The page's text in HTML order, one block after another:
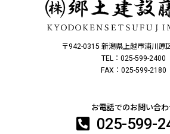
〒942-0315 新潟県上越市浦川原
TEL：025-599-2400
FAX：025-599-2180
お電話でのお問い合わ
025-599-